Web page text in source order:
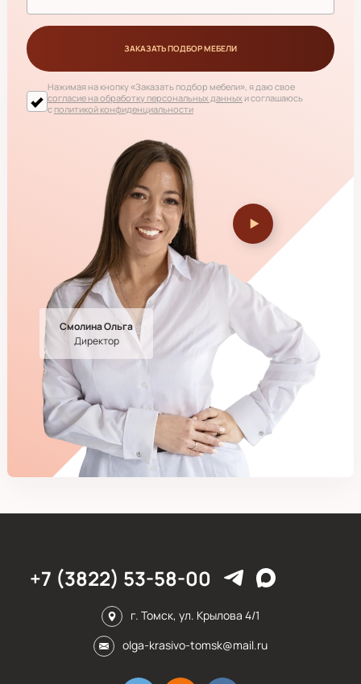
Смолина Ольга
Директор
ЗАКАЗАТЬ ПОДБОР МЕБЕЛИ
Нажимая на кнопку«Заказать подбор мебели», я даю свое
согласие на обработку персональных данныхи соглашаюсь
с политикой конфиденциальности
+7 (3822) 53-58-00
г. Томск, ул. Крылова 4/1
olga-krasivo-tomsk@mail.ru